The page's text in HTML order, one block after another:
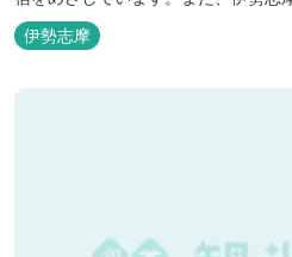
低価格でお楽しみください。
伊勢志摩